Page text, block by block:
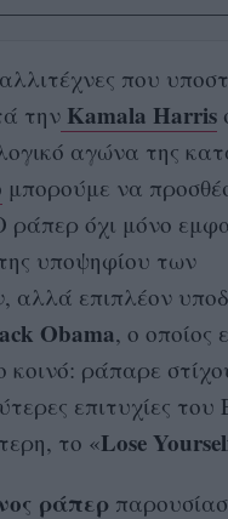
που
τηνKamala Harris
αγώνα της
μπορούμε να
ράπερ όχι μόνο
υποψηφίου των
αλλά επιπλέον
Obama, ο οποίος
κοινό: ράπαρε
επιτυχίες του
το «Lose
ράπερ